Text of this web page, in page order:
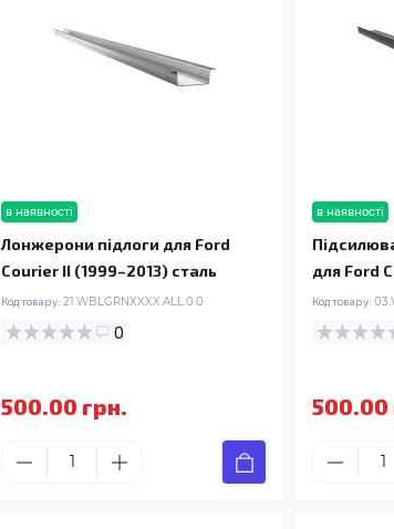
в наявності
Лонжерони підлоги для Ford
Courier II (1999–2013) сталь
Код товару: 21.WBLGRNXXXX.ALL.0.0
0
500.00 грн.
в наявності
для Ford
Код товару:
500.00